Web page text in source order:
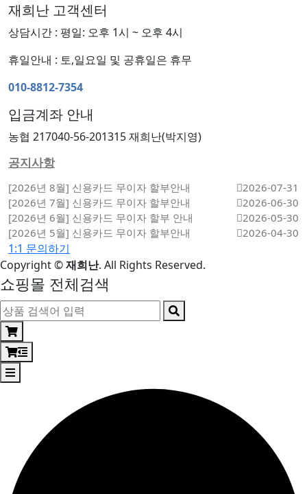
재희난 고객센터
상담시간 : 평일: 오후 1시 ~ 오후 4시
휴일안내 : 토,일요일 및 공휴일은 휴무
010-8812-7354
입금계좌 안내
농협 217040-56-201315 재희난(박지영)
공지사항
[2026년 8월] 신용카드 무이자 할부안내
2026-07-31
[2026년 7월] 신용카드 무이자 할부안내
2026-06-30
[2026년 6월] 신용카드 무이자 할부 안내
2026-05-30
[2026년 5월] 신용카드 무이자 할부안내
2026-04-30
1:1 문의하기
Copyright©재희난. All Rights Reserved.
쇼핑몰 전체검색